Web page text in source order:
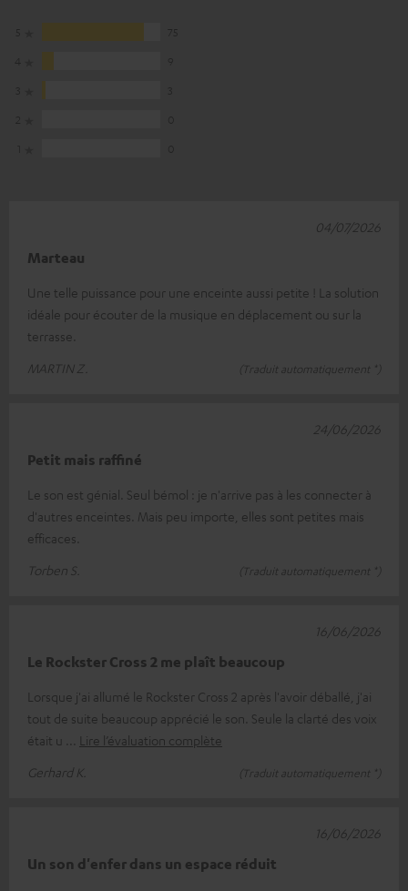
Marteau
Une telle puissance pour une enceinte aussi petite ! La solution
idéale pour écouter de la musique en déplacement ou sur la
terrasse.
MARTIN Z.
(Traduit automatiquement *)
04/07/2026
Petit mais raffiné
Le son est génial. Seul bémol : je n'arrive pas à les connecter à
d'autres enceintes. Mais peu importe, elles sont petites mais
efficaces.
Torben S.
(Traduit automatiquement *)
24/06/2026
Le Rockster Cross 2 me plaît beaucoup
Lorsque j'ai allumé le Rockster Cross 2 après l'avoir déballé, j'ai
tout de suite beaucoup apprécié le son. Seule la clarté des voix
était u
Lire l’évaluation complète
Gerhard K.
(Traduit automatiquement *)
16/06/2026
Un son d'enfer dans un espace réduit
16/06/2026